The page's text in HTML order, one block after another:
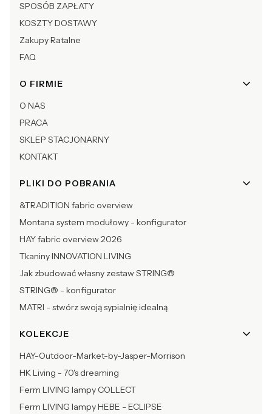
SPOSÓB ZAPŁATY
KOSZTY DOSTAWY
Zakupy Ratalne
FAQ
O FIRMIE
O NAS
PRACA
SKLEP STACJONARNY
KONTAKT
PLIKI DO POBRANIA
&TRADITION fabric overview
Montana system modułowy - konfigurator
HAY fabric overview 2026
Tkaniny INNOVATION LIVING
Jak zbudować własny zestaw STRING®
STRING® - konfigurator
MATRI - stwórz swoją sypialnię idealną
KOLEKCJE
HAY-Outdoor-Market-by-Jasper-Morrison
HK Living - 70's dreaming
Ferm LIVING lampy COLLECT
Ferm LIVING lampy HEBE - ECLIPSE